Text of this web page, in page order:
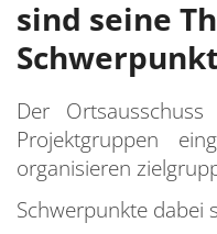
sind seine
Der
Projektgruppen
organisieren
Schwerpunkte dabei